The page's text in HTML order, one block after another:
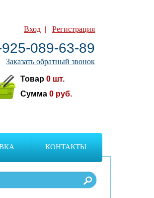
Вход |Регистрация
089-63-89
Заказать обратный звонок
Товар0 шт.
Сумма0 руб.
КОНТАКТЫ